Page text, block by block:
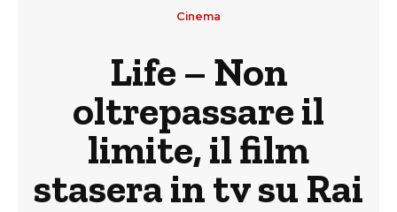
Cinema
Life – Non
oltrepassare il
limite, il film
stasera in tv su Rai